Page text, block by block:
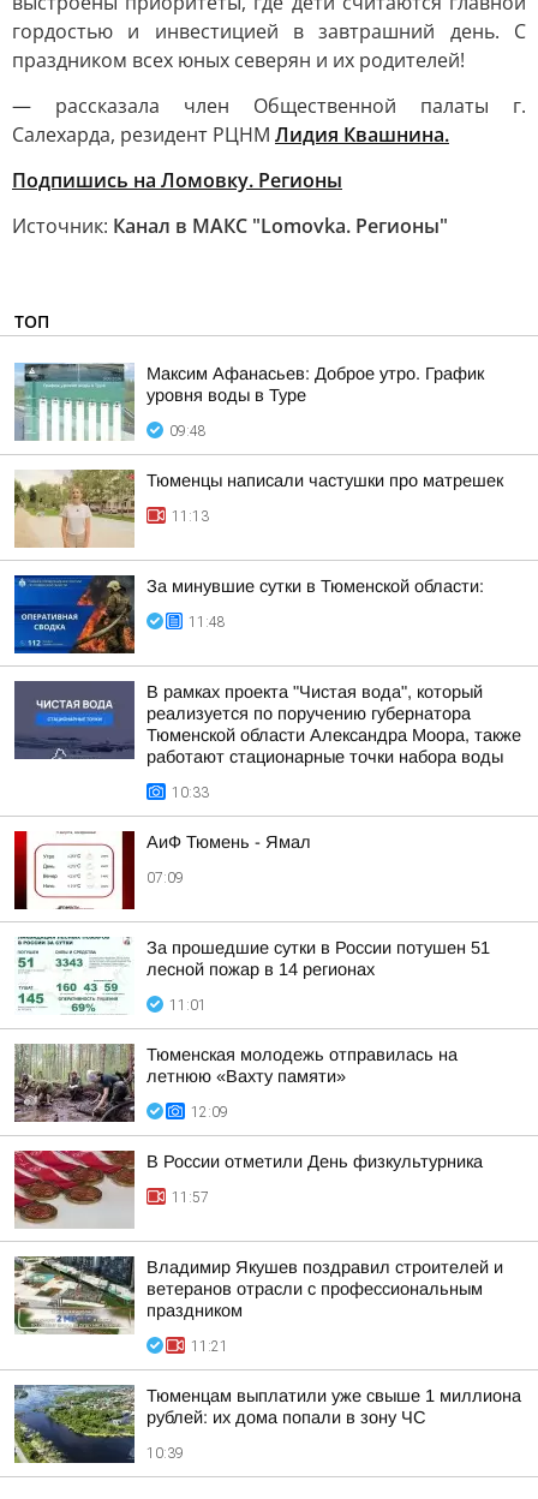
гордостью и инвестицией в завтрашний день. С
праздником всех юных северян и их родителей!
— рассказала член Общественной палаты г.
Салехарда, резидент РЦНМ Лидия Квашнина.
Подпишись на Ломовку. Регионы
Источник: Канал в МАКС "Lomovka. Регионы"
ТОП
Максим Афанасьев: Доброе утро. График
уровня воды в Туре
09:48
Тюменцы написали частушки про матрешек
11:13
За минувшие сутки в Тюменской области:
11:48
В рамках проекта "Чистая вода", который
реализуется по поручению губернатора
Тюменской области Александра Моора, также
работают стационарные точки набора воды
10:33
АиФ Тюмень - Ямал
07:09
За прошедшие сутки в России потушен 51
лесной пожар в 14 регионах
11:01
Тюменская молодежь отправилась на
летнюю «Вахту памяти»
12:09
В России отметили День физкультурника
11:57
Владимир Якушев поздравил строителей и
ветеранов отрасли с профессиональным
праздником
11:21
Тюменцам выплатили уже свыше 1 миллиона
рублей: их дома попали в зону ЧС
10:39